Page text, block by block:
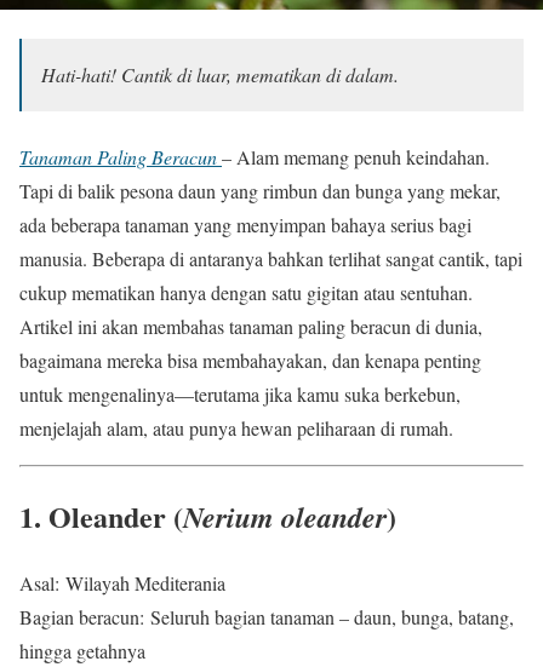
Hati-hati! Cantik di luar, mematikan di dalam.
Tanaman Paling Beracun– Alam memang penuh keindahan.
Tapi di balik pesona daun yang rimbun dan bunga yang mekar,
ada beberapa tanaman yang menyimpan bahaya serius bagi
manusia. Beberapa di antaranya bahkan terlihat sangat cantik, tapi
cukup mematikan hanya dengan satu gigitan atau sentuhan.
Artikel ini akan membahas tanaman paling beracun di dunia,
bagaimana mereka bisa membahayakan, dan kenapa penting
untuk mengenalinya—terutama jika kamu suka berkebun,
menjelajah alam, atau punya hewan peliharaan di rumah.
1. Oleander (Nerium oleander)
Asal: Wilayah Mediterania
Bagian beracun: Seluruh bagian tanaman – daun, bunga, batang,
hingga getahnya